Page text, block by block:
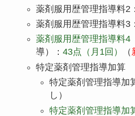
薬剤服用歴管理指導料2
薬剤服用歴管理指導料3
薬剤服用歴管理指導料4
導）： 43点（月1回） （
特定薬剤管理指導加算
特定薬剤管理指導加
し）
特定薬剤管理指導加